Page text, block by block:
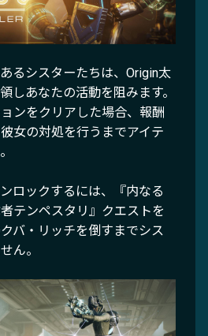
るシスターたちは、Origin太
しあなたの活動を阻みます。
ンをクリアした場合、報酬
女の対処を行うまでアイテ
ロックするには、『内なる
テンペスタリ』クエストを
バ・リッチを倒すまでシス
ん。